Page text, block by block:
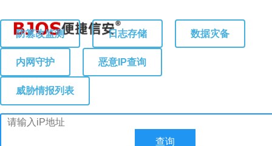
防篡改监测 日志存储 数据灾备
内网守护 恶意IP查询
威胁情报列表